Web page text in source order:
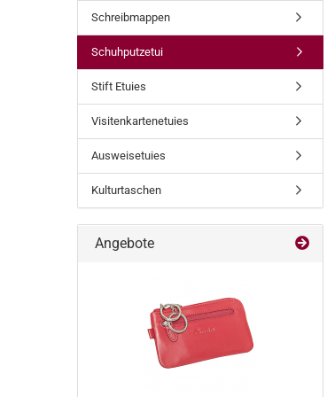
Schreibmappen
Schuhputzetui
Stift Etuies
Visitenkartenetuies
Ausweisetuies
Kulturtaschen
Angebote